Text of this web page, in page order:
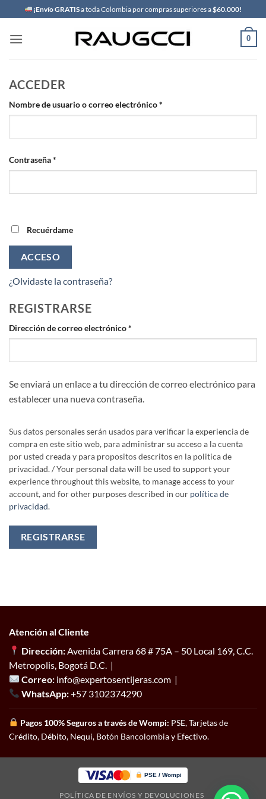
al
contenido
¡Envío GRATISa toda Colombia por compras superiores a$60.000!
0
ACCEDER
Nombre de usuario o correo electrónico*
Contraseña*
Recuérdame
ACCESO
¿Olvidaste la contraseña?
REGISTRARSE
Dirección de correo electrónico*
Se enviará un enlace a tu dirección de correo electrónico para
establecer una nueva contraseña.
Sus datos personales serán usados para verificar la experiencia de
compra en este sitio web, para administrar su acceso a la cuenta
por usted creada y para propositos descritos en la politica de
privacidad. / Your personal data will be used to support your
experience throughout this website, to manage access to your
account, and for other purposes described in our política de
privacidad.
REGISTRARSE
Atención al Cliente
Dirección:Avenida Carrera 68 # 75A – 50 Local 169, C.C.
Metropolis, Bogotá D.C. |
Correo: info@expertosentijeras.com |
WhatsApp:+57 3102374290
Pagos 100% Seguros a través de Wompi: PSE, Tarjetas de
Crédito, Débito, Nequi, Botón Bancolombia y Efectivo.
PSE / Wompi
POLÍTICA DE ENVÍOS Y DEVOLUCIONES